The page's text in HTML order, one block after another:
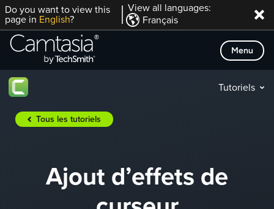
Passer
directement
contenu
Do you want to view this
page in English?
View all languages:
Français
Menu
Tutoriels
Tous les tutoriels
Ajout d’effets de